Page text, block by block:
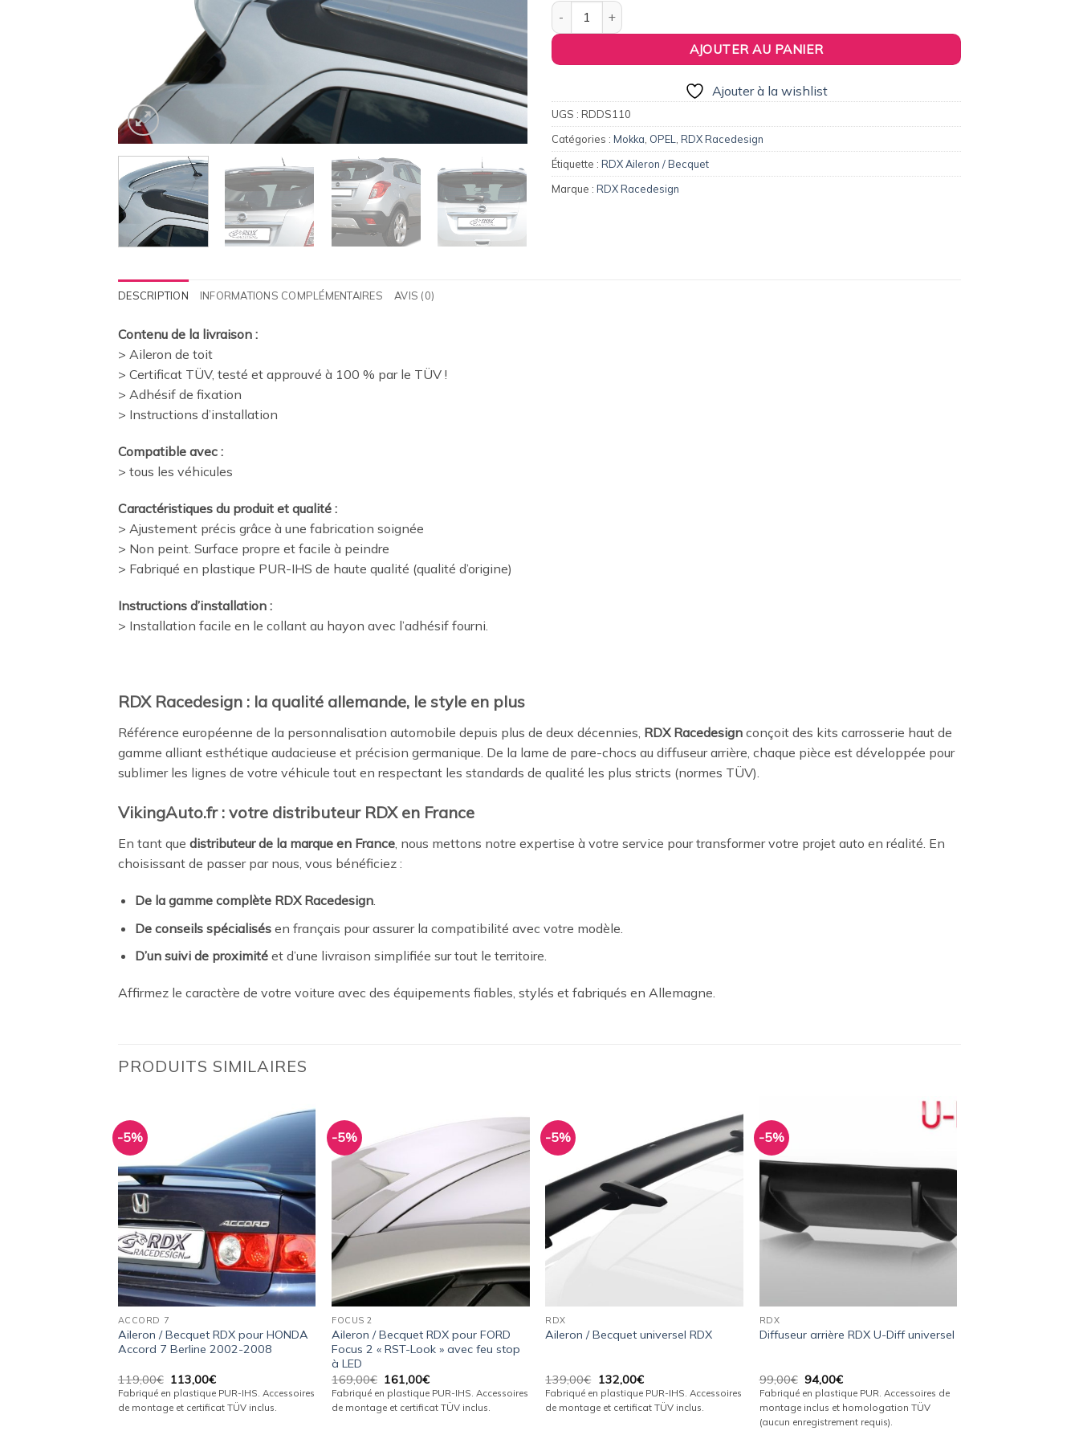
quantité de Aileron / Becquet RDX pour OPEL Mokka et Mokka X et BUICK Encore
AJOUTER AU PANIER
Ajouter à la wishlist
UGS : RDDS110
Catégories : Mokka, OPEL, RDX Racedesign
Étiquette : RDX Aileron / Becquet
Marque : RDX Racedesign
DESCRIPTION INFORMATIONS COMPLÉMENTAIRES AVIS (0)
Contenu de la livraison :
> Aileron de toit
> Certificat TÜV, testé et approuvé à 100 % par le TÜV !
> Adhésif de fixation
> Instructions d’installation
Compatible avec :
> tous les véhicules
Caractéristiques du produit et qualité :
> Ajustement précis grâce à une fabrication soignée
> Non peint. Surface propre et facile à peindre
> Fabriqué en plastique PUR-IHS de haute qualité (qualité d’origine)
Instructions d’installation :
> Installation facile en le collant au hayon avec l’adhésif fourni.
RDX Racedesign : la qualité allemande, le style en plus
Référence européenne de la personnalisation automobile depuis plus de deux décennies, RDX Racedesign conçoit des kits carrosserie haut de
gamme alliant esthétique audacieuse et précision germanique. De la lame de pare-chocs au diffuseur arrière, chaque pièce est développée pour
sublimer les lignes de votre véhicule tout en respectant les standards de qualité les plus stricts (normes TÜV).
VikingAuto.fr : votre distributeur RDX en France
En tant que distributeur de la marque en France, nous mettons notre expertise à votre service pour transformer votre projet auto en réalité. En
choisissant de passer par nous, vous bénéficiez :
De la gamme complète RDX Racedesign.
De conseils spécialisésen français pour assurer la compatibilité avec votre modèle.
D’un suivi de proximitéet d’une livraison simplifiée sur tout le territoire.
Affirmez le caractère de votre voiture avec des équipements fiables, stylés et fabriqués en Allemagne.
PRODUITS SIMILAIRES
-5%
wishlist
ACCORD 7
Aileron / Becquet RDX pour HONDA
Accord 7 Berline 2002-2008
119,00€ Le
prix
initial
était :
113,00€Le
prix
actuel
est :
Fabriqué en plastique PUR-IHS. Accessoires
de montage et certificat TÜV inclus.
-5%
à la
wishlist
FOCUS 2
Aileron / Becquet RDX pour FORD
Focus 2 « RST-Look » avec feu stop
à LED
169,00€ Le
prix
initial
était :
161,00€Le
prix
actuel
est :
Fabriqué en plastique PUR-IHS. Accessoires
de montage et certificat TÜV inclus.
-5%
Ajouter
à la
wishlist
RDX
Aileron / Becquet universel RDX
139,00€ Le
prix
initial
était :
132,00€Le
prix
actuel
est :
Fabriqué en plastique PUR-IHS. Accessoires
de montage et certificat TÜV inclus.
-5%
RDX
Diffuseur arrière RDX U-Diff universel
99,00€ Le
prix
initial
était :
99,00€.
94,00€Le
prix
actuel
est :
94,00€.
Fabriqué en plastique PUR. Accessoires de
montage inclus et homologation TÜV
(aucun enregistrement requis).